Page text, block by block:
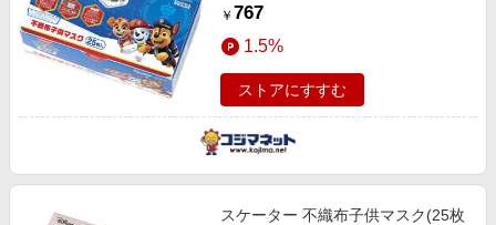
￥ 767
1.5%
ストアにすすむ
スケーター 不織布子供マスク(25枚